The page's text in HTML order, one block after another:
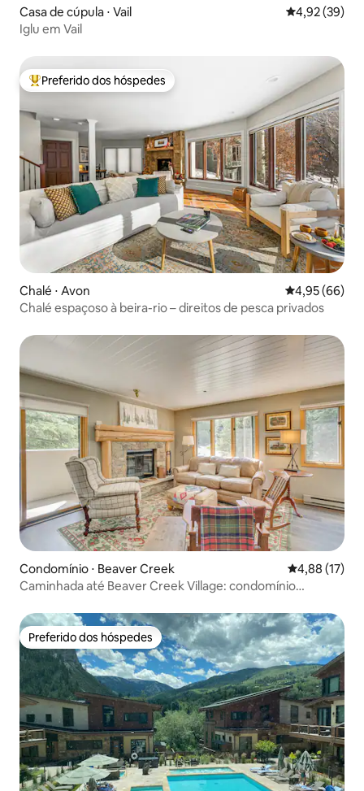
Casa de cúpula ⋅ Vail 4,92 de uma
4,92 (39)
Iglu em Vail
Entre os melhores preferidos dos hóspedes
Preferido dos hóspedes
Chalé ⋅ Avon 4,95 de uma
4,95 (66)
Chalé espaçoso à beira-rio – direitos de pesca privados
Condomínio ⋅ Beaver Creek 4,88 de uma
4,88 (17)
Caminhada até Beaver Creek Village: condomínio
Preferido dos hóspedes
Preferido dos hóspedes